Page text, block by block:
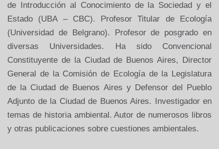
de Introducción al Conocimiento de la Sociedad y el
Estado (UBA – CBC). Profesor Titular de Ecología
(Universidad de Belgrano). Profesor de posgrado en
diversas Universidades. Ha sido Convencional
Constituyente de la Ciudad de Buenos Aires, Director
General de la Comisión de Ecología de la Legislatura
de la Ciudad de Buenos Aires y Defensor del Pueblo
Adjunto de la Ciudad de Buenos Aires. Investigador en
temas de historia ambiental. Autor de numerosos libros
y otras publicaciones sobre cuestiones ambientales.